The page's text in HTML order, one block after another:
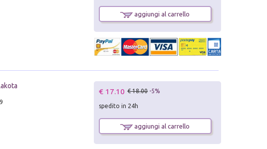
aggiungi al carrello
€ 17.10 € 18.00 -5%
spedito in 24h
aggiungi al carrello